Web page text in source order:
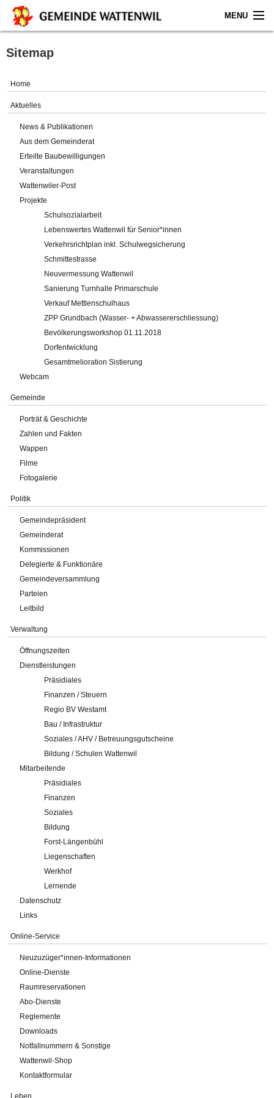
MENU
Home
Gemeinde
Verwaltung
Online-Service
Impressum
Sitemap
Home
Aktuelles
News & Publikationen
Aus dem Gemeinderat
Erteilte Baubewilligungen
Veranstaltungen
Wattenwiler-Post
Projekte
Schulsozialarbeit
Lebenswertes Wattenwil für Senior*innen
Verkehrsrichtplan inkl. Schulwegsicherung
Schmittestrasse
Neuvermessung Wattenwil
Sanierung Turnhalle Primarschule
Verkauf Mettlenschulhaus
ZPP Grundbach (Wasser- + Abwassererschliessung)
Bevölkerungsworkshop 01.11.2018
Dorfentwicklung
Gesamtmelioration Sistierung
Webcam
Gemeinde
Porträt & Geschichte
Zahlen und Fakten
Wappen
Filme
Fotogalerie
Politik
Gemeindepräsident
Gemeinderat
Kommissionen
Delegierte & Funktionäre
Gemeindeversammlung
Parteien
Leitbild
Verwaltung
Öffnungszeiten
Dienstleistungen
Präsidiales
Finanzen / Steuern
Regio BV Westamt
Bau / Infrastruktur
Soziales / AHV / Betreuungsgutscheine
Bildung / Schulen Wattenwil
Mitarbeitende
Präsidiales
Finanzen
Soziales
Bildung
Forst-Längenbühl
Liegenschaften
Werkhof
Lernende
Datenschutz
Links
Online-Service
Neuzuzüger*innen-Informationen
Online-Dienste
Raumreservationen
Abo-Dienste
Reglemente
Downloads
Notfallnummern & Sonstige
Wattenwil-Shop
Kontaktformular
Leben